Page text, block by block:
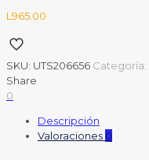
L 965.00
SKU: UTS206656 Categoría:
Share
0
Descripción
Valoraciones 0